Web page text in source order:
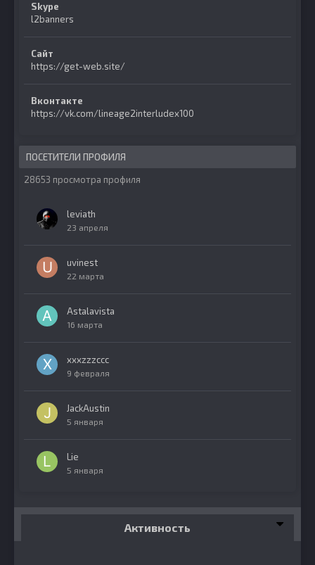
Skype
l2banners
Сайт
https://get-web.site/
Вконтакте
https://vk.com/lineage2interludex100
ПОСЕТИТЕЛИ ПРОФИЛЯ
28653 просмотра профиля
leviath
23 апреля
uvinest
22 марта
Astalavista
16 марта
xxxzzzccc
9 февраля
JackAustin
5 января
Lie
5 января
Активность